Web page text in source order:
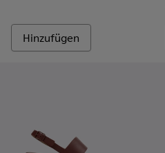
Hinzufügen